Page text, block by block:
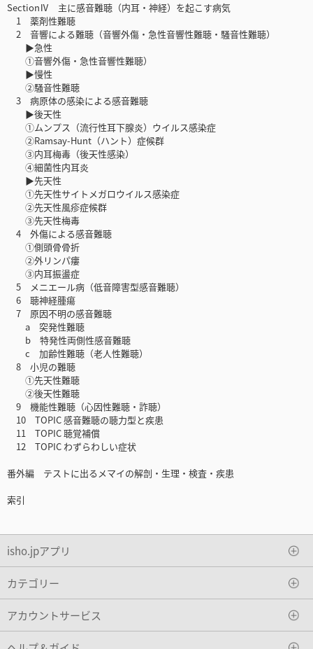
SectionⅣ 主に感音難聴（内耳・神経）を起こす病気
1 薬剤性難聴
2 音響による難聴（音響外傷・急性音響性難聴・騒音性難聴）
▶急性
①音響外傷・急性音響性難聴）
▶慢性
②騒音性難聴
3 病原体の感染による感音難聴
▶後天性
①ムンプス（流行性耳下腺炎）ウイルス感染症
②Ramsay-Hunt（ハント）症候群
③内耳梅毒（後天性感染）
④細菌性内耳炎
▶先天性
①先天性サイトメガロウイルス感染症
②先天性風疹症候群
③先天性梅毒
4 外傷による感音難聴
①側頭骨骨折
②外リンパ瘻
③内耳振盪症
5 メニエール病（低音障害型感音難聴）
6 聴神経腫瘍
7 原因不明の感音難聴
a 突発性難聴
b 特発性両側性感音難聴
c 加齢性難聴（老人性難聴）
8 小児の難聴
①先天性難聴
②後天性難聴
9 機能性難聴（心因性難聴・詐聴）
10 TOPIC 感音難聴の聴力型と疾患
11 TOPIC 聴覚補償
12 TOPIC わずらわしい症状
番外編 テストに出るメマイの解剖・生理・検査・疾患
索引
isho.jpアプリ
カテゴリー
アカウントサービス